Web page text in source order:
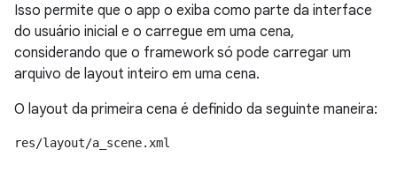
Isso permite que o app o exiba como parte da interface
do usuário inicial e o carregue em uma cena,
considerando que o framework só pode carregar um
arquivo de layout inteiro em uma cena.
O layout da primeira cena é definido da seguinte maneira:
res/layout/a_scene.xml